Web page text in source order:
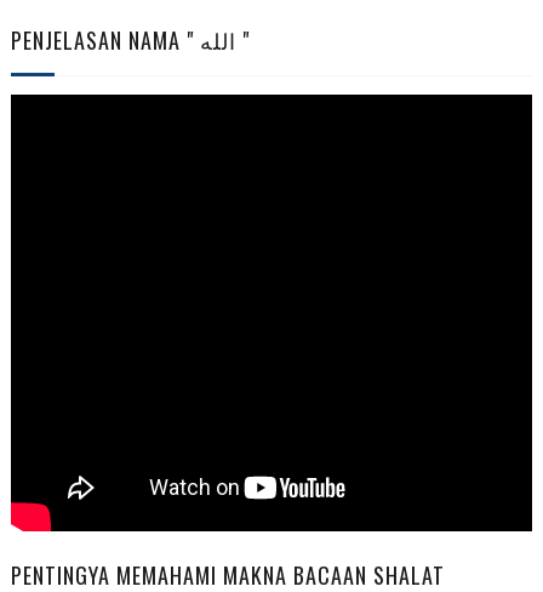
PENJELASAN NAMA " الله "
PENTINGYA MEMAHAMI MAKNA BACAAN SHALAT